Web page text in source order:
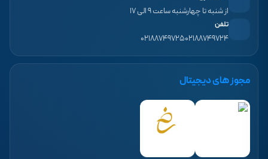
از شنبه تا چهارشنبه ساعت ۹ الی ۱۷
تلفن
۰۲۱۸۸۷۴۹۷۲۴۰۲۱۸۸۷۴۹۷۲۵
مجوز های دیجیتال